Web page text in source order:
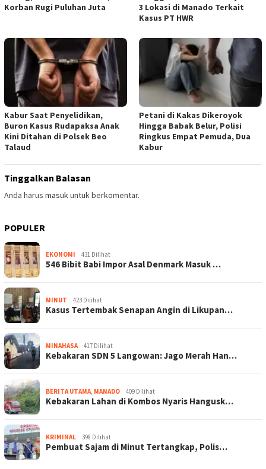
Korban Rugi Puluhan Juta
3 Lokasi di Manado Terkait
Kasus PT HWR
Kabur Saat Penyelidikan,
Buron Kasus Rudapaksa Anak
Kini Ditahan di Polsek Beo
Talaud
Petani di Kakas Dikeroyok
Hingga Babak Belur, Polisi
Ringkus Empat Pemuda, Dua
Kabur
Tinggalkan Balasan
Anda harus masukuntuk berkomentar.
POPULER
EKONOMI 431 Dilihat
546 Bibit Babi Impor Asal Denmark Masuk …
MINUT 423 Dilihat
Kasus Tertembak Senapan Angin di Likupan…
MINAHASA 417 Dilihat
Kebakaran SDN 5 Langowan: Jago Merah Han…
BERITA UTAMA, MANADO 409 Dilihat
Kebakaran Lahan di Kombos Nyaris Hangusk…
KRIMINAL 398 Dilihat
Pembuat Sajam di Minut Tertangkap, Polis…